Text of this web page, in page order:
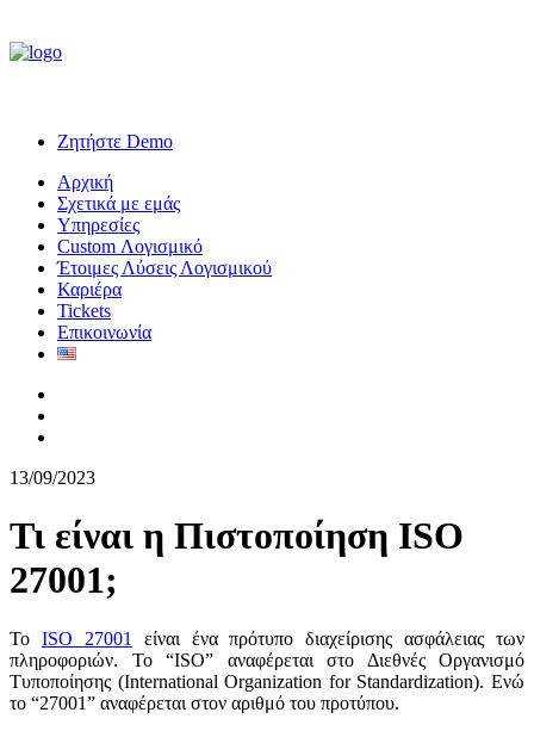
Ζητήστε Demo
Αρχική
Σχετικά με εμάς
Υπηρεσίες
Custom Λογισμικό
Έτοιμες Λύσεις Λογισμικού
Καριέρα
Tickets
Επικοινωνία
13/09/2023
Τι είναι η Πιστοποίηση ISO
27001;
Το ISO 27001
είναι ένα πρότυπο διαχείρισης ασφάλειας των
πληροφοριών. Το “ISO” αναφέρεται στο Διεθνές Οργανισμό
Τυποποίησης (International Organization for Standardization). Ενώ
το “27001” αναφέρεται στον αριθμό του προτύπου.